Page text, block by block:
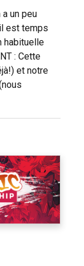
un peu
est temps
habituelle
: Cette
et notre